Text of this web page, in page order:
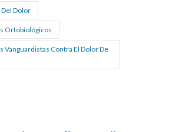
Dolor
Ortobiológicos
Vanguardistas Contra El Dolor De